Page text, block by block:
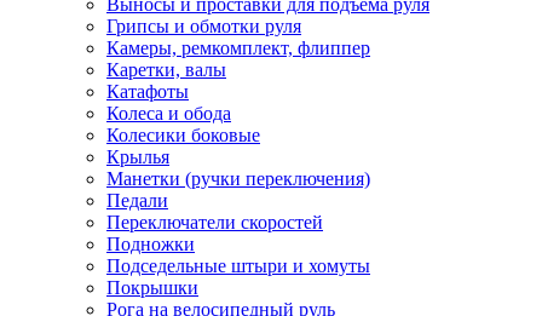
Выносы и проставки для подъема руля
Грипсы и обмотки руля
Камеры, ремкомплект, флиппер
Каретки, валы
Катафоты
Колеса и обода
Колесики боковые
Крылья
Манетки (ручки переключения)
Педали
Переключатели скоростей
Подножки
Подседельные штыри и хомуты
Покрышки
Рога на велосипедный руль